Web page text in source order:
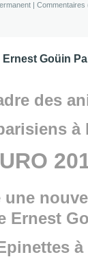
| Commentaires
Goüin
des
à
nouv
Ernest
à